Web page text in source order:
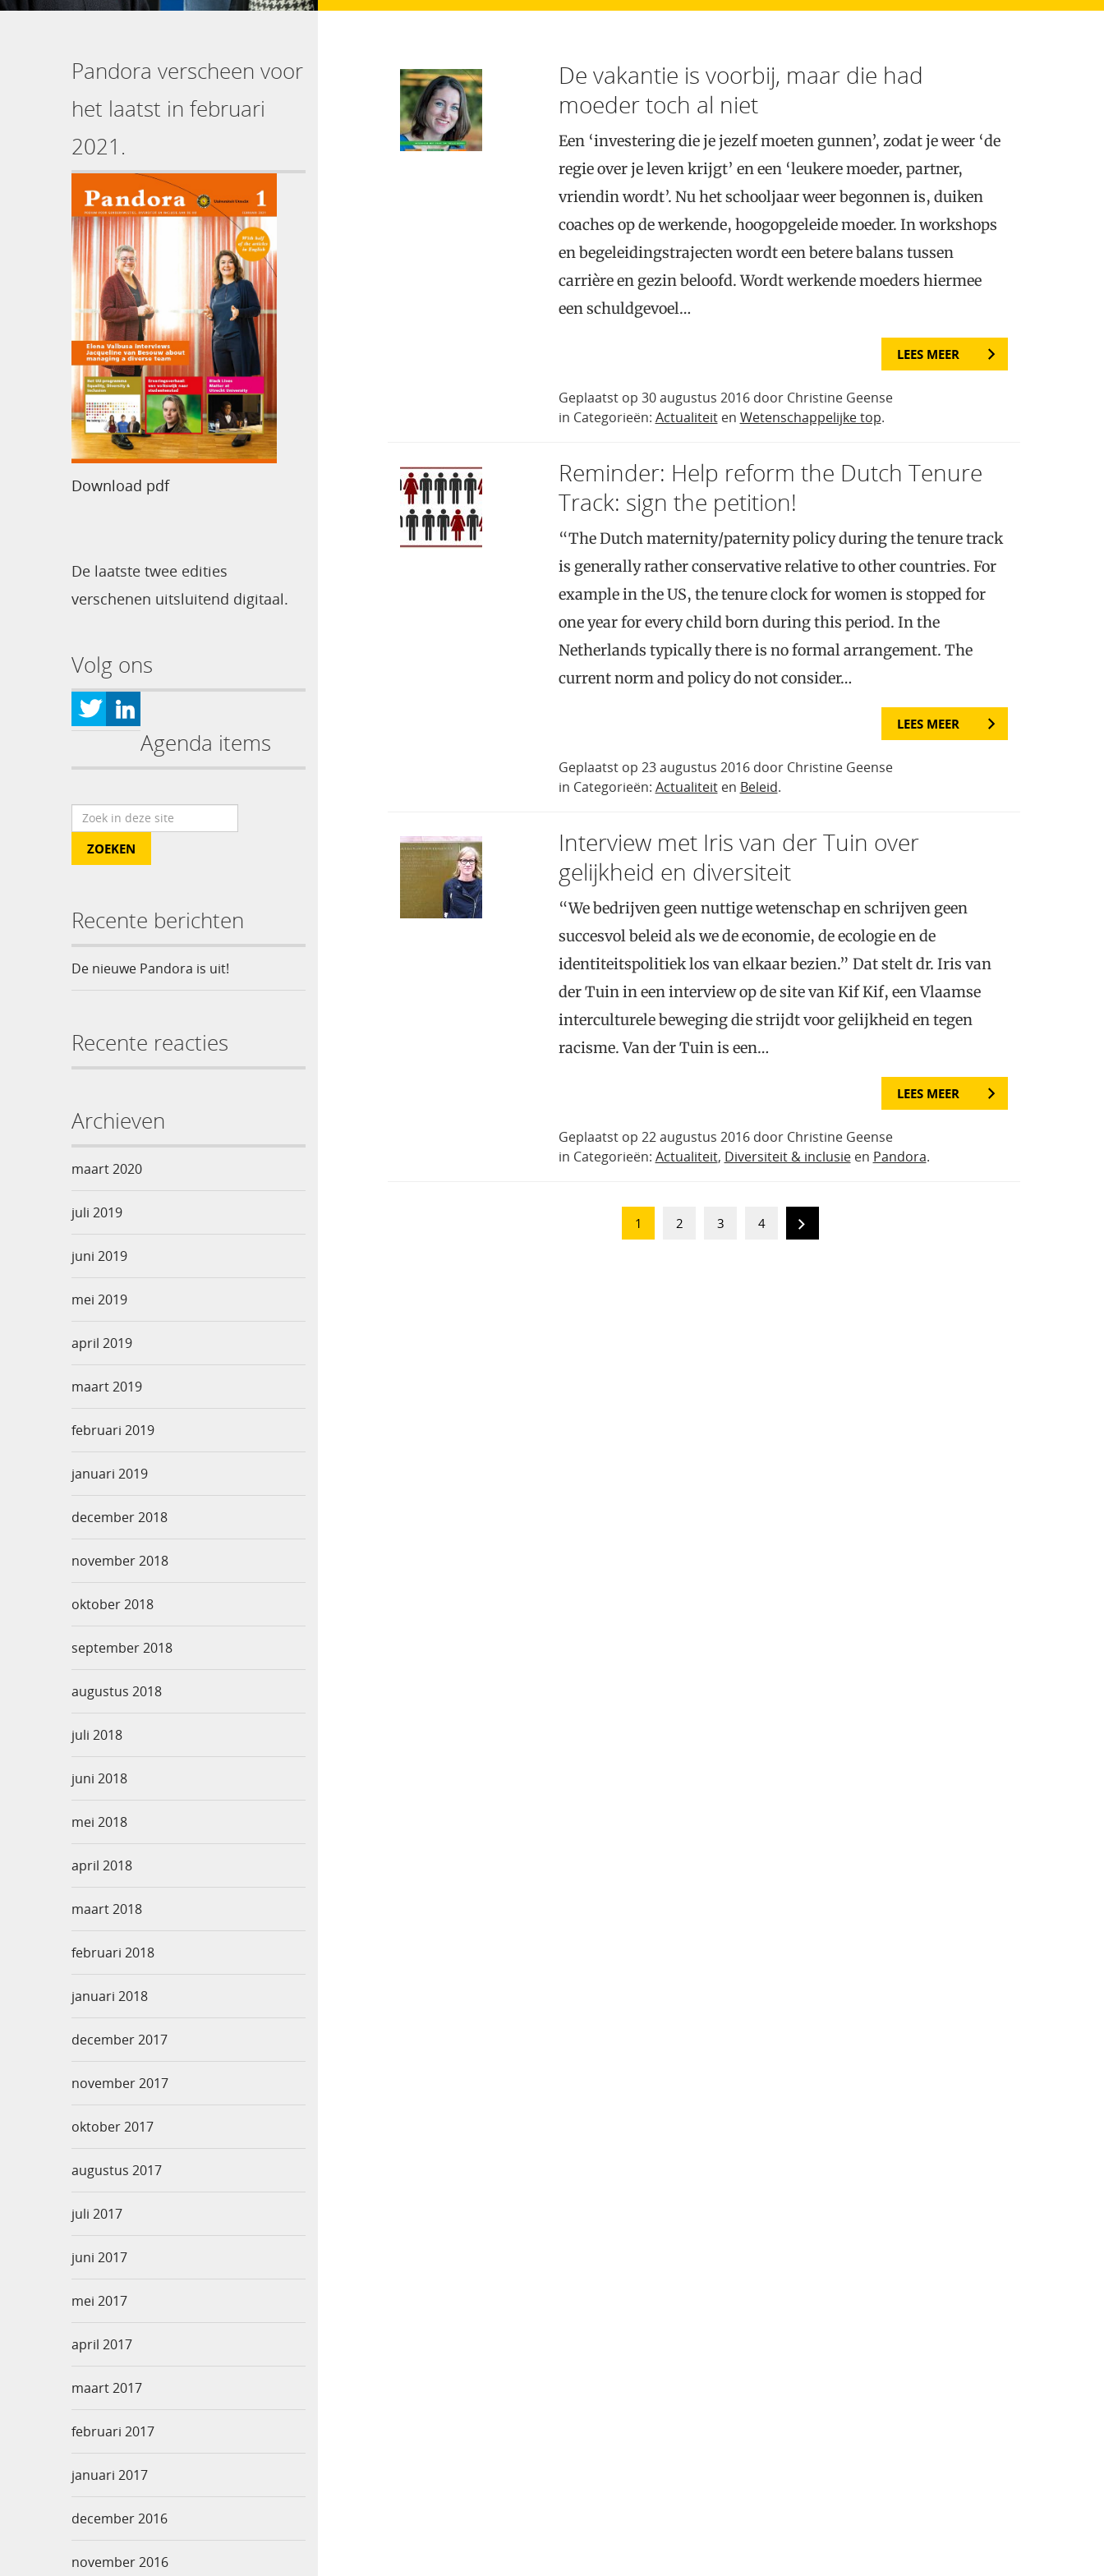
Pandora verscheen voor
het laatst in februari
2021.
Download pdf
De laatste twee edities
verschenen uitsluitend digitaal.
Volg ons
Agenda items
Recente berichten
De nieuwe Pandora is uit!
Recente reacties
Archieven
maart 2020
juli 2019
juni 2019
mei 2019
april 2019
maart 2019
februari 2019
januari 2019
december 2018
november 2018
oktober 2018
september 2018
augustus 2018
juli 2018
juni 2018
mei 2018
april 2018
maart 2018
februari 2018
januari 2018
december 2017
november 2017
oktober 2017
augustus 2017
juli 2017
juni 2017
mei 2017
april 2017
maart 2017
februari 2017
januari 2017
december 2016
november 2016
De vakantie is voorbij, maar die had
moeder toch al niet
Een ‘investering die je jezelf moeten gunnen’, zodat je weer ‘de
regie over je leven krijgt’ en een ‘leukere moeder, partner,
vriendin wordt’. Nu het schooljaar weer begonnen is, duiken
coaches op de werkende, hoogopgeleide moeder. In workshops
en begeleidingstrajecten wordt een betere balans tussen
carrière en gezin beloofd. Wordt werkende moeders hiermee
een schuldgevoel…
LEES MEER
Geplaatst op 30 augustus 2016 door Christine Geense
in Categorieën: Actualiteiten Wetenschappelijke top.
Reminder: Help reform the Dutch Tenure
Track: sign the petition!
“The Dutch maternity/paternity policy during the tenure track
is generally rather conservative relative to other countries. For
example in the US, the tenure clock for women is stopped for
one year for every child born during this period. In the
Netherlands typically there is no formal arrangement. The
current norm and policy do not consider…
LEES MEER
Geplaatst op 23 augustus 2016 door Christine Geense
in Categorieën: Actualiteiten Beleid.
Interview met Iris van der Tuin over
gelijkheid en diversiteit
“We bedrijven geen nuttige wetenschap en schrijven geen
succesvol beleid als we de economie, de ecologie en de
identiteitspolitiek los van elkaar bezien.” Dat stelt dr. Iris van
der Tuin in een interview op de site van Kif Kif, een Vlaamse
interculturele beweging die strijdt voor gelijkheid en tegen
racisme. Van der Tuin is een…
LEES MEER
Geplaatst op 22 augustus 2016 door Christine Geense
in Categorieën: Actualiteit, Diversiteit & inclusieen Pandora.
1 2 3 4